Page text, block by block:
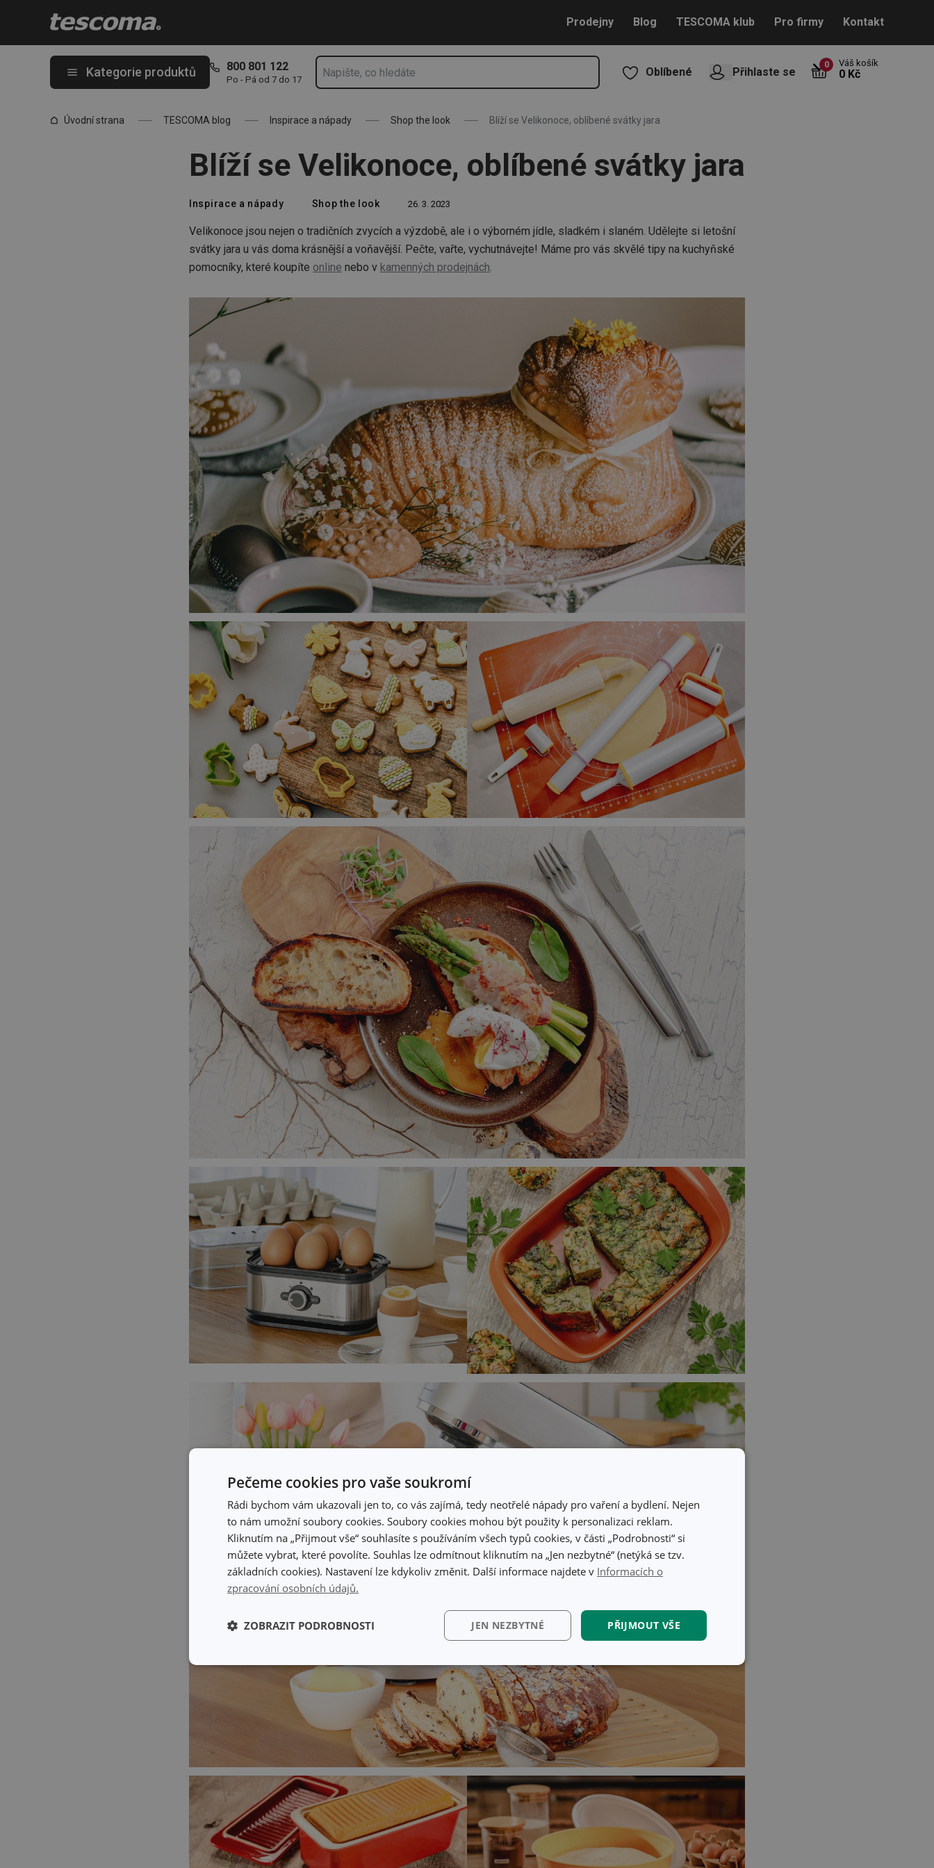
Prodejny Blog TESCOMA klub Pro firmy Kontakt
Kategorie produktů 800 801 122
Po - Pá od 7 do 17
Oblíbené Přihlaste se
0 Váš košík
0 Kč
Úvodní strana TESCOMA blog Inspirace a nápady Shop the look Blíží se Velikonoce, oblíbené svátky jara
Blíží se Velikonoce, oblíbené svátky jara
Inspirace a nápady Shop the look 26. 3. 2023
Velikonoce jsou nejen o tradičních zvycích a výzdobě, ale i o výborném jídle, sladkém i slaném. Udělejte si letošní
svátky jara u vás doma krásnější a voňavější. Pečte, vařte, vychutnávejte! Máme pro vás skvělé tipy na kuchyňské
pomocníky, které koupíte online nebo v kamenných prodejnách.
Pečeme cookies pro vaše soukromí
Rádi bychom vám ukazovali jen to, co vás zajímá, tedy neotřelé nápady pro vaření a bydlení. Nejen
to nám umožní soubory cookies. Soubory cookies mohou být použity k personalizaci reklam.
Kliknutím na „Přijmout vše“ souhlasíte s používáním všech typů cookies, v části „Podrobnosti“ si
můžete vybrat, které povolíte. Souhlas lze odmítnout kliknutím na „Jen nezbytné“ (netýká se tzv.
základních cookies). Nastavení lze kdykoliv změnit. Další informace najdete v Informacích o
zpracování osobních údajů.
PŘIJMOUT VŠE
JEN NEZBYTNÉ
ZOBRAZIT PODROBNOSTI
Základní (funkční)
cookies
Analytické a
preferenční cookies
Marketingové
cookies
Funkční soubory
Základní (funkční) cookies Analytické a preferenční cookies Marketingové cookies Funkční soubory
Nezbytně nutné soubory cookie umožňují základní funkce webových stránek, jako je přihlášení uživatele a správa účtu. Webové
stránky nelze bez nezbytně nutných souborů cookie správně používat.
Název
Poskytovatel/
Doména
Popis
shopsys_abc
5 měsíců